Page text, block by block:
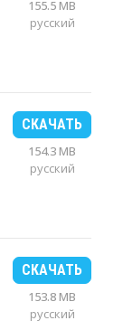
155.5 MB
русский
СКАЧАТЬ
154.3 MB
русский
СКАЧАТЬ
153.8 MB
русский